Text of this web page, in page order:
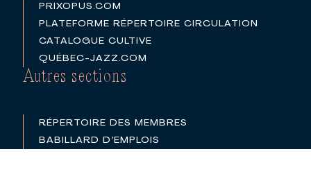
PRIXOPUS.COM
PLATEFORME RÉPERTOIRE CIRCULATION
CATALOGUE CULTIVE
QUÉBEC-JAZZ.COM
Autres sections
RÉPERTOIRE DES MEMBRES
BABILLARD D’EMPLOIS